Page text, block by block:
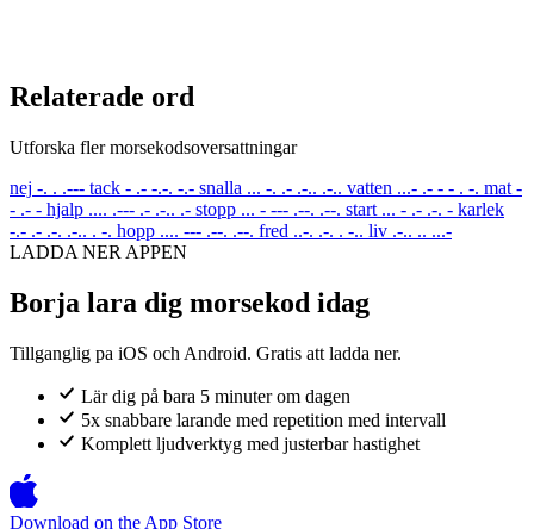
Relaterade ord
Utforska fler morsekodsoversattningar
nej -. . .--- tack - .- -.-. -.- snalla ... -. .- .-.. .-.. vatten ...- .- - - . -. mat -
- .- - hjalp .... .--- .- .-.. .- stopp ... - --- .--. .--. start ... - .- .-. - karlek
-.- .- .-. .-.. . -. hopp .... --- .--. .--. fred ..-. .-. . -.. liv .-.. .. ...-
LADDA NER APPEN
Borja lara dig morsekod idag
Tillganglig pa iOS och Android. Gratis att ladda ner.
Lär dig på bara 5 minuter om dagen
5x snabbare larande med repetition med intervall
Komplett ljudverktyg med justerbar hastighet
Download on the App Store